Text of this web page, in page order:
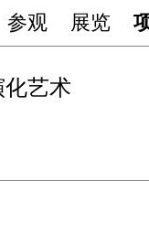
参观 展览
艺术